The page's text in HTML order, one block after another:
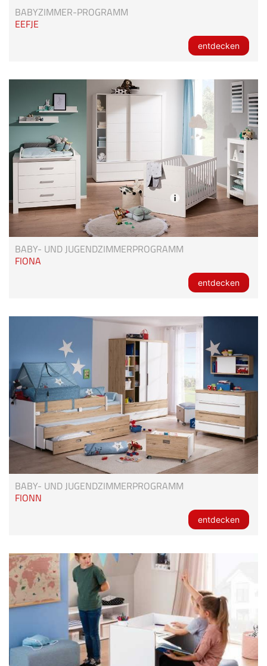
BABYZIMMER-PROGRAMM
EEFJE
entdecken
BABY- UND JUGENDZIMMERPROGRAMM
FIONA
entdecken
BABY- UND JUGENDZIMMERPROGRAMM
FIONN
entdecken